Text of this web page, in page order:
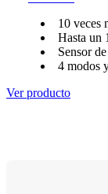
10 veces
Hasta un
Sensor
4 modos
Ver producto